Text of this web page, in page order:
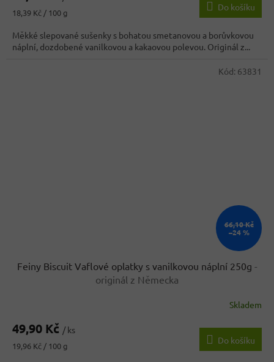
3,5
z
5
hvězdiček.
Měrná
18,39 Kč / 100 g
Do košíku
Měkké slepované sušenky s bohatou smetanovou a borůvkovou
náplní, dozdobené vanilkovou a kakaovou polevou. Originál z...
66,10 Kč
–24 %
Feiny Biscuit Vaflové oplatky s vanilkovou náplní 250g -
originál z Německa
Skladem
49,90 Kč / ks
Měrná
19,96 Kč / 100 g
Do košíku
Kód: 63831